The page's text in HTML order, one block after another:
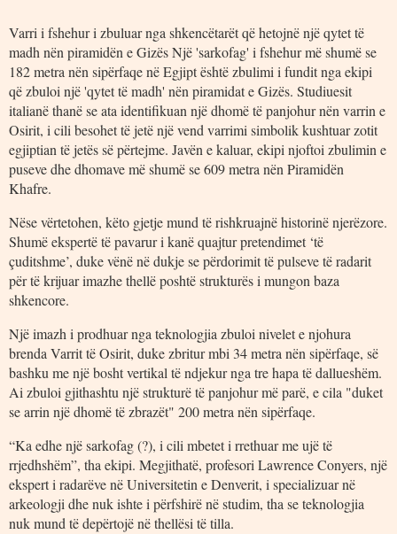
Varri i fshehur i zbuluar nga shkencëtarët që hetojnë një qytet të
madh nën piramidën e Gizës Një 'sarkofag' i fshehur më shumë se
182 metra nën sipërfaqe në Egjipt është zbulimi i fundit nga ekipi
që zbuloi një 'qytet të madh' nën piramidat e Gizës. Studiuesit
italianë thanë se ata identifikuan një dhomë të panjohur nën varrin e
Osirit, i cili besohet të jetë një vend varrimi simbolik kushtuar zotit
egjiptian të jetës së përtejme. Javën e kaluar, ekipi njoftoi zbulimin e
puseve dhe dhomave më shumë se 609 metra nën Piramidën
Khafre.
Nëse vërtetohen, këto gjetje mund të rishkruajnë historinë njerëzore.
Shumë ekspertë të pavarur i kanë quajtur pretendimet ‘të
çuditshme’, duke vënë në dukje se përdorimit të pulseve të radarit
për të krijuar imazhe thellë poshtë strukturës i mungon baza
shkencore.
Një imazh i prodhuar nga teknologjia zbuloi nivelet e njohura
brenda Varrit të Osirit, duke zbritur mbi 34 metra nën sipërfaqe, së
bashku me një bosht vertikal të ndjekur nga tre hapa të dallueshëm.
Ai zbuloi gjithashtu një strukturë të panjohur më parë, e cila "duket
se arrin një dhomë të zbrazët" 200 metra nën sipërfaqe.
“Ka edhe një sarkofag (?), i cili mbetet i rrethuar me ujë të
rrjedhshëm”, tha ekipi. Megjithatë, profesori Lawrence Conyers, një
ekspert i radarëve në Universitetin e Denverit, i specializuar në
arkeologji dhe nuk ishte i përfshirë në studim, tha se teknologjia
nuk mund të depërtojë në thellësi të tilla.